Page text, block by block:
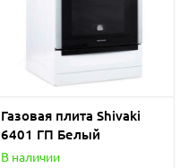
Газовая плита Shivaki
6401 ГП Белый
В наличии